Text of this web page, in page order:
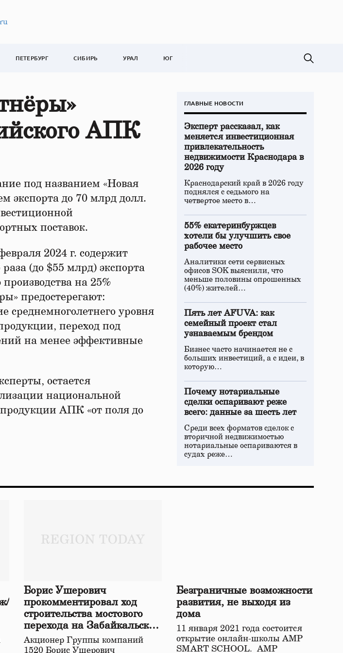
ПЕТЕРБУРГ СИБИРЬ УРАЛ ЮГ
АПК
под названием «Новая
экспорта до 70 млрд долл.
поставок.
2024 г. содержит
(до $55 млрд) экспорта
на 25%
предостерегают:
уровня
переход под
на менее эффективные
остается
национальной
АПК «от поля до
ГЛАВНЫЕ НОВОСТИ
Эксперт рассказал, как
меняется инвестиционная
привлекательность
недвижимости Краснодара в
2026 году
Краснодарский край в 2026 году
поднялся с седьмого на
четвертое место в…
55% екатеринбуржцев
хотели бы улучшить свое
рабочее место
Аналитики сети сервисных
офисов SOK выяснили, что
меньше половины опрошенных
(40%) жителей…
Пять лет AFUVA: как
семейный проект стал
узнаваемым брендом
Бизнес часто начинается не с
больших инвестиций, а с идеи, в
которую…
Почему нотариальные
сделки оспаривают реже
всего: данные за шесть лет
Среди всех форматов сделок с
вторичной недвижимостью
нотариальные оспариваются в
судах реже…
Борис Ушерович
прокомментировал ход
строительства мостового
перехода на Забайкальской
железной дороге
Акционер Группы компаний
1520 Борис Ушерович
Безграничные возможности
развития, не выходя из
дома
11 января 2021 года состоится
открытие онлайн-школы АМР
SMART SCHOOL. АМР